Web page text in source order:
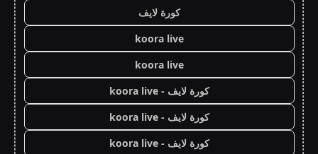
كورة لايف
koora live
koora live
كورة لايف - koora live
كورة لايف - koora live
كورة لايف - koora live